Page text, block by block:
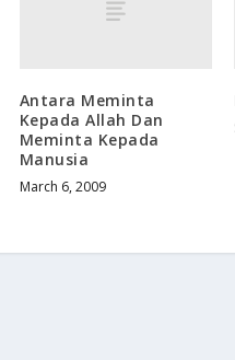
Antara Meminta
Kepada Allah Dan
Meminta Kepada
Manusia
March 6, 2009